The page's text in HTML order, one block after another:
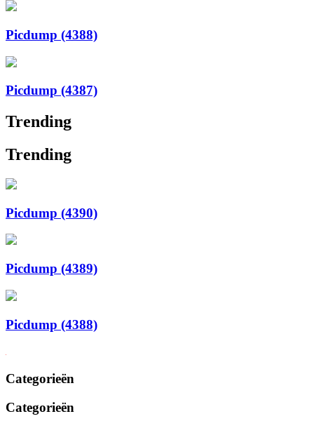
Picdump (4388)
Picdump (4387)
Trending
Trending
Picdump (4390)
Picdump (4389)
Picdump (4388)
Categorieën
Categorieën